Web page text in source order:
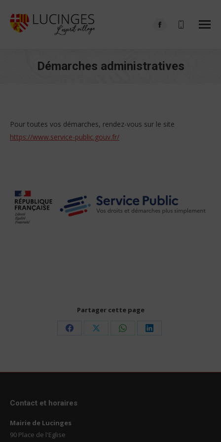
Facebook
in
Démarches administratives
Pour toutes vos démarches, rendez-vous sur le site
https://www.service-public.gouv.fr/
Partager cette page
Share
Share
Share
Share
Contact et horaires
Mairie de Lucinges
90 Place de l'Eglise